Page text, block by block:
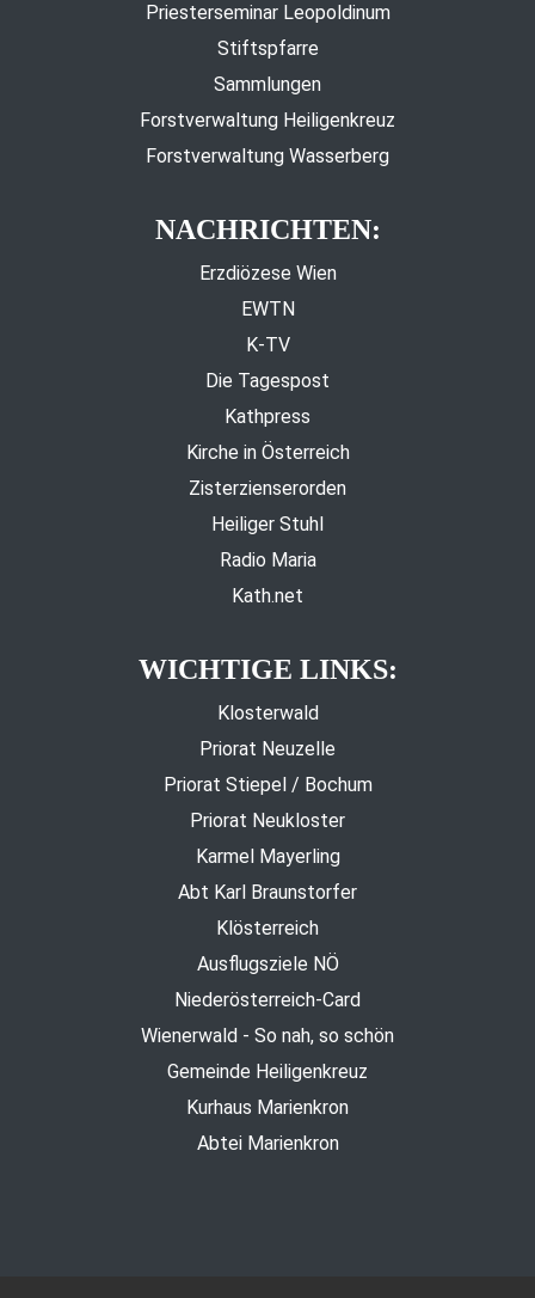
Priesterseminar Leopoldinum
Stiftspfarre
Sammlungen
Forstverwaltung Heiligenkreuz
Forstverwaltung Wasserberg
NACHRICHTEN:
Erzdiözese Wien
EWTN
K-TV
Die Tagespost
Kathpress
Kirche in Österreich
Zisterzienserorden
Heiliger Stuhl
Radio Maria
Kath.net
WICHTIGE LINKS:
Klosterwald
Priorat Neuzelle
Priorat Stiepel / Bochum
Priorat Neukloster
Karmel Mayerling
Abt Karl Braunstorfer
Klösterreich
Ausflugsziele NÖ
Niederösterreich-Card
Wienerwald - So nah, so schön
Gemeinde Heiligenkreuz
Kurhaus Marienkron
Abtei Marienkron